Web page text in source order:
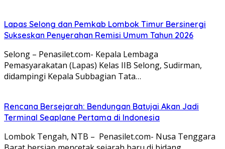
Lapas Selong dan Pemkab Lombok Timur Bersinergi
Sukseskan Penyerahan Remisi Umum Tahun 2026
Selong – Penasilet.com- Kepala Lembaga
Pemasyarakatan (Lapas) Kelas IIB Selong, Sudirman,
didampingi Kepala Subbagian Tata…
Rencana Bersejarah: Bendungan Batujai Akan Jadi
Terminal Seaplane Pertama di Indonesia
Lombok Tengah, NTB – Penasilet.com- Nusa Tenggara